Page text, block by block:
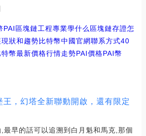
PAI區塊鏈工程專業學什么區塊鏈存證怎
狀和趨勢比特幣中國官網聯系方式40
特幣最新價格行情走勢PAI價格PAI幣
，幻塔全新聯動開啟，還有限定
最早的話可以追溯到白月魁和馬克,那個